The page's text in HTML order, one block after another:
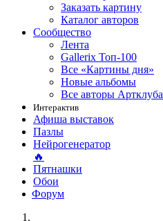
Заказать картину
Каталог авторов
Сообщество
Лента
Gallerix Топ-100
Все «Картины дня»
Новые альбомы
Все авторы Артклуба
Интерактив
Афиша выставок
Пазлы
Нейрогенератор
🔥
Пятнашки
Обои
Форум